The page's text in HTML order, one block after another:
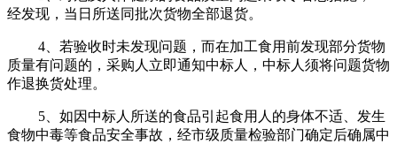
经发现，当日所送同批次货物全部退货。
4、若验收时未发现问题，而在加工食用前发现部分货物
质量有问题的，采购人立即通知中标人，中标人须将问题货物
作退换货处理。
5、如因中标人所送的食品引起食用人的身体不适、发生
食物中毒等食品安全事故，经市级质量检验部门确定后确属中